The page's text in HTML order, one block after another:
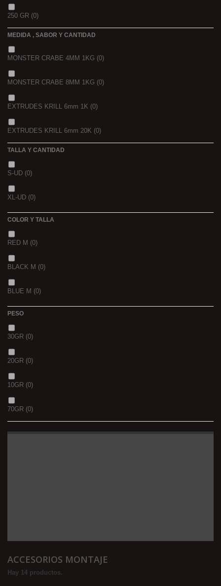
250 GR (0)
3 K
5 K
MEDIDA , SABOR Y CANTIDAD
MONSTER CRABE 4MM 1KG (0)
MONSTER CRABE 8MM 1KG (0)
EXTRUDES KRILL 6mm 1K (0)
EXTRUDES KRILL 6mm 20K (0)
NOIR POISSON 8MM 1K
TALLA Y CANTIDAD
S-UD (0)
XL-UD (0)
COLOR Y TALLA
RED M (0)
BLACK M (0)
BLUE M (0)
PESO
30GR (0)
20GR (0)
10GR (0)
70GR (0)
ACCESORIOS MONTAJE
Hay 14 productos.